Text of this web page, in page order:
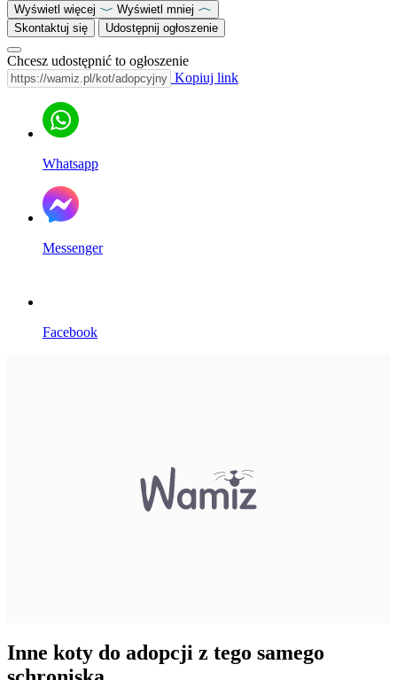
Wyświetl więcej
Wyświetl mniej
Skontaktuj się
Udostępnij ogłoszenie
Chcesz udostępnić to ogłoszenie
Kopiuj link
Whatsapp
Messenger
Facebook
Inne koty do adopcji z tego samego